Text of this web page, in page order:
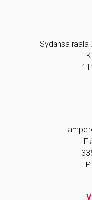
Sydänsairaala
P.